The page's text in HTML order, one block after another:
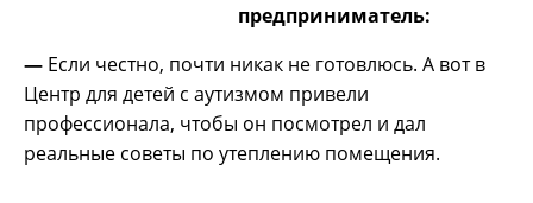
предприниматель:
— Если честно, почти никак не готовлюсь. А вот в
Центр для детей с аутизмом привели
профессионала, чтобы он посмотрел и дал
реальные советы по утеплению помещения.